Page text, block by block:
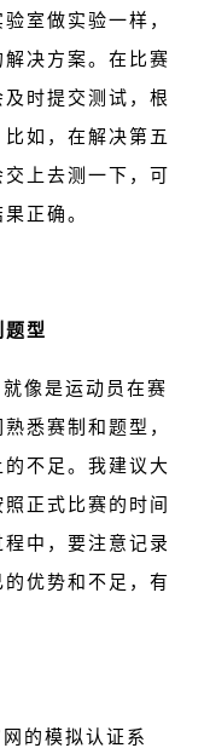
室做实验一样，
决方案。在比赛
时提交测试，根
如，在解决第五
上去测一下，可
正确。
型
像是运动员在赛
悉赛制和题型，
不足。我建议大
正式比赛的时间
中，要注意记录
优势和不足，有
的模拟认证系